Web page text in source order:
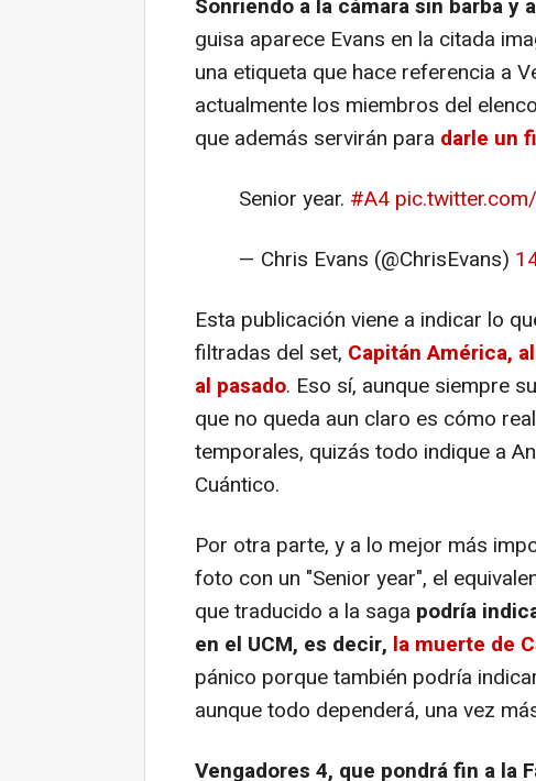
Sonriendo a la cámara sin barba y
guisa aparece Evans en la citada
una etiqueta que hace referencia a
actualmente los miembros del
que además servirán para darle un
Senior year. #A4
— Chris Evans (@ChrisEvans)
Esta publicación viene a indicar lo
filtradas del set, Capitán América,
al pasado. Eso sí, aunque siempre
que no queda aun claro es cómo
temporales, quizás todo indique a
Cuántico.
Por otra parte, y a lo mejor más
foto con un "Senior year", el
que traducido a la saga podría
en el UCM, es decir, la muerte de
pánico porque también podría
aunque todo dependerá, una vez
Vengadores 4, que pondrá fin a la